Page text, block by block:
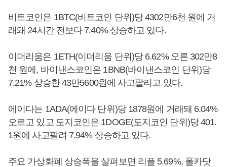
비트코인은 1BTC(비트코인 단위)당 4302만6천 원에 거
래돼 24시간 전보다 7.40% 상승하고 있다.
이더리움은 1ETH(이더리움 단위)당 6.62% 오른 302만8
천 원에, 바이낸스코인은 1BNB(바이낸스코인 단위)당
7.21% 상승한 43만5600원에 사고팔리고 있다.
에이다는 1ADA(에이다 단위)당 1878원에 거래돼 6.04%
오르고 있고 도지코인은 1DOGE(도지코인 단위)당 401.
1원에 사고팔려 7.94% 상승하고 있다.
주요 가상화폐 상승폭을 살펴보면 리플 5.69%, 폴카닷